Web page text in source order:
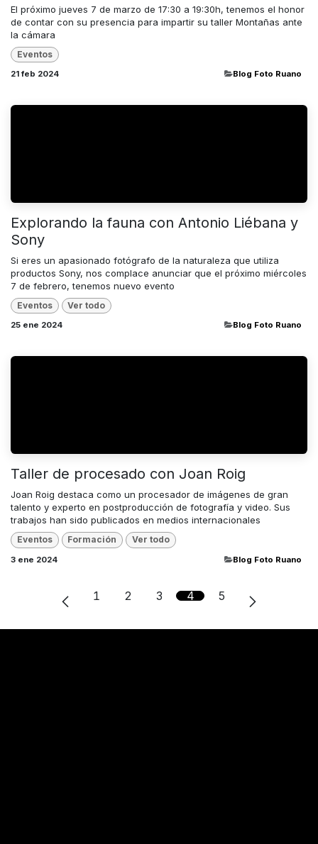
El próximo jueves 7 de marzo de 17:30 a 19:30h, tenemos el honor
de contar con su presencia para impartir su taller Montañas ante
la cámara
Eventos
21 feb 2024 ​Blog Foto Ruano
Explorando la fauna con Antonio Liébana y
Sony
Si eres un apasionado fotógrafo de la naturaleza que utiliza
productos Sony, nos complace anunciar que el próximo miércoles
7 de febrero, tenemos nuevo evento
Eventos Ver todo
25 ene 2024 ​Blog Foto Ruano
Taller de procesado con Joan Roig
Joan Roig destaca como un procesador de imágenes de gran
talento y experto en postproducción de fotografía y video. Sus
trabajos han sido publicados en medios internacionales
Eventos Formación Ver todo
3 ene 2024 ​Blog Foto Ruano
1 2 3 4 5